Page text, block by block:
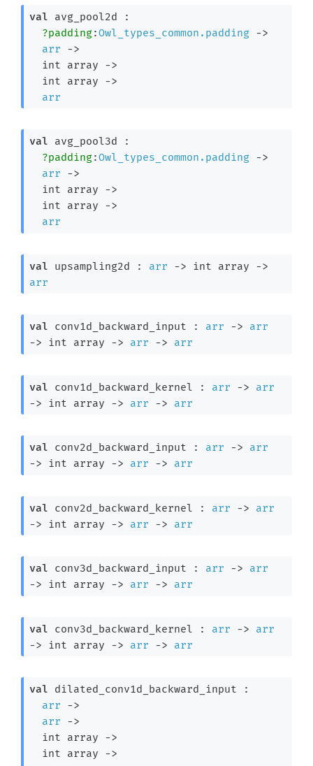
val avg_pool2d :
?padding:Owl_types_common.padding ->
arr
->
int array
->
int array
->
arr
val avg_pool3d :
?padding:Owl_types_common.padding ->
arr
->
int array
->
int array
->
arr
val upsampling2d : arr -> int array
->
arr
val conv1d_backward_input : arr ->
arr
->
int array -> arr -> arr
val conv1d_backward_kernel : arr ->
arr
->
int array -> arr -> arr
val conv2d_backward_input : arr ->
arr
->
int array -> arr -> arr
val conv2d_backward_kernel : arr ->
arr
->
int array -> arr -> arr
val conv3d_backward_input : arr ->
arr
->
int array -> arr -> arr
val conv3d_backward_kernel : arr ->
arr
->
int array -> arr -> arr
val dilated_conv1d_backward_input :
arr
->
arr
->
int array
->
int array
->